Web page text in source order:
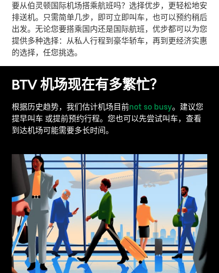
可
关
闭
日
历。
要从伯灵顿国际机场搭乘航班吗？选择优步，更轻松地安
排送机。只需简单几步，即可立即叫车，也可以预约稍后
出发。无论您要搭乘国内还是国际航班，优步都可以为您
提供多种选择：从私人行程到豪华轿车，再到更经济实惠
的选择，任您挑选。
BTV 机场现在有多繁忙？
根据历史趋势，我们估计机场目前not so busy。建议您
提早叫车 或提前预约行程。您也可以先尝试叫车，查看
到达机场可能需要多长时间。